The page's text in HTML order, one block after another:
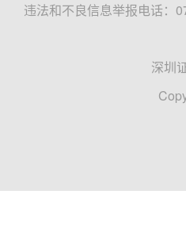
违法和不良信息举报电话：
深圳